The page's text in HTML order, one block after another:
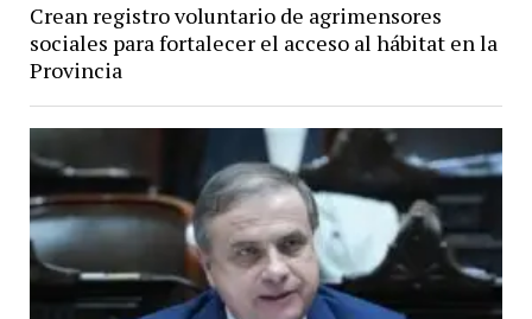
Crean registro voluntario de agrimensores
sociales para fortalecer el acceso al hábitat en la
Provincia